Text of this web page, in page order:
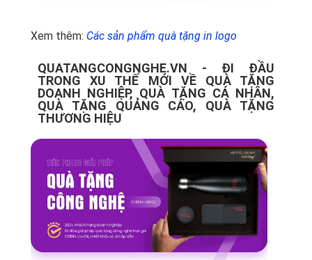
Xem thêm: Các sản phẩm quà tặng in logo
QUATANGCONGNGHE.VN - ĐI ĐẦU
TRONG XU THẾ MỚI VỀ QUÀ TẶNG
DOANH NGHIỆP, QUÀ TẶNG CÁ NHÂN,
QUÀ TẶNG QUẢNG CÁO, QUÀ TẶNG
THƯƠNG HIỆU